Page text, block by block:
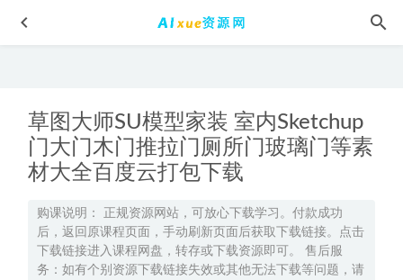
草图大师SU模型家装 室内Sketchup
门大门木门推拉门厕所门玻璃门等素
材大全百度云打包下载
购课说明： 正规资源网站，可放心下载学习。付款成功
后，返回原课程页面，手动刷新页面后获取下载链接。点击
下载链接进入课程网盘，转存或下载资源即可。 售后服
务：如有个别资源下载链接失效或其他无法下载等问题，请
2025木子高三化学一轮复习网课教程 2024-08-16
高中数学网课教程分享2022年郭化楠高考数学全年联报班
2022-10-29